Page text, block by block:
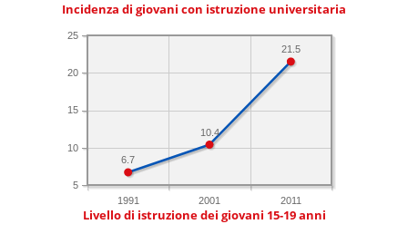
Incidenza di giovani con istruzione universitaria
1991 2001 2011
5
10
15
20
25
21.5
10.4
6.7
Livello di istruzione dei giovani 15-19 anni